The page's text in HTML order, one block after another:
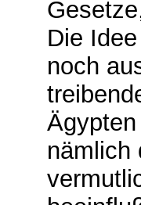
Die
noch
nämlich